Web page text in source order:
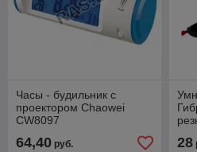
Часы - будильник с
проектором Chaowei
CW8097
64,40 руб. 28